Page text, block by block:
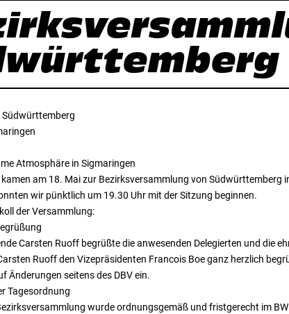
Südwürttemberg
Atmosphäre in Sigmaringen
kamen am 18. Mai zur Bezirksversammlung von
wir pünktlich um 19.30 Uhr mit der Sitzung beginnen.
der Versammlung:
Carsten Ruoff begrüßte die anwesenden Delegierten und die
Ruoff den Vizepräsidenten Francois Boe ganz herzlich
Änderungen seitens des DBV ein.
Tagesordnung
wurde ordnungsgemäß und fristgerecht im